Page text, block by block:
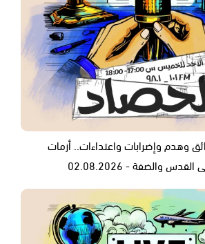
وهدم وإضرابات واعتداءات.. أزمات
والضفة - 02.08.2026